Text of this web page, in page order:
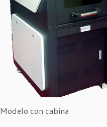
Modelo con cabina